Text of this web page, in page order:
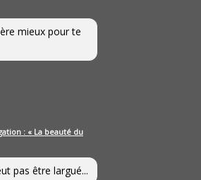
mieux pour te
: « La beauté du
pas être largué...